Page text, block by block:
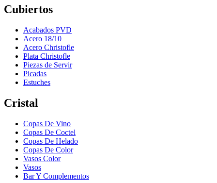
Cubiertos
Acabados PVD
Acero 18/10
Acero Christofle
Plata Christofle
Piezas de Servir
Picadas
Estuches
Cristal
Copas De Vino
Copas De Coctel
Copas De Helado
Copas De Color
Vasos Color
Vasos
Bar Y Complementos